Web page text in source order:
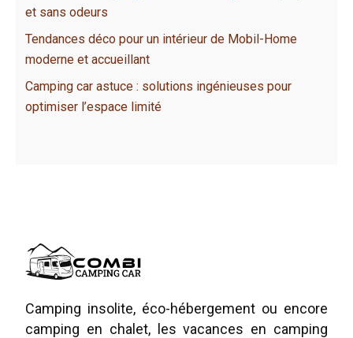
et sans odeurs
Tendances déco pour un intérieur de Mobil-Home
moderne et accueillant
Camping car astuce : solutions ingénieuses pour
optimiser l’espace limité
Camping insolite, éco-hébergement ou encore
camping en chalet, les vacances en camping